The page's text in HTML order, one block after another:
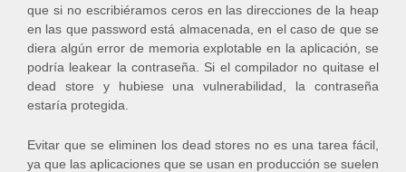
que si no escribiéramos ceros en las direcciones de la heap
en las que password está almacenada, en el caso de que se
diera algún error de memoria explotable en la aplicación, se
podría leakear la contraseña. Si el compilador no quitase el
dead store y hubiese una vulnerabilidad, la contraseña
estaría protegida.
Evitar que se eliminen los dead stores no es una tarea fácil,
ya que las aplicaciones que se usan en producción se suelen